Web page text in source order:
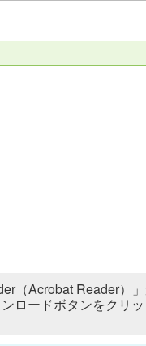
（Acrobat Reader）
ロードボタンをクリ